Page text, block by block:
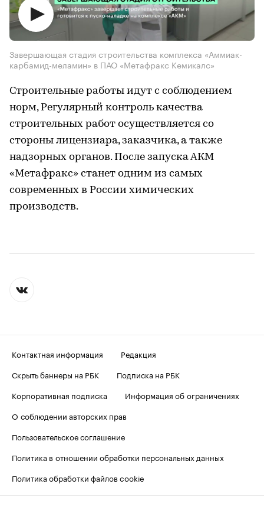
Завершающая стадия строительства комплекса «Аммиак-
карбамид-меламин» в ПАО «Метафракс Кемикалс»
Строительные работы идут с соблюдением
норм, Регулярный контроль качества
строительных работ осуществляется со
стороны лицензиара, заказчика, а также
надзорных органов. После запуска АКМ
«Метафракс» станет одним из самых
современных в России химических
производств.
Контактная информация
Редакция
Скрыть баннеры на РБК
Подписка на РБК
Корпоративная подписка
Информация об ограничениях
О соблюдении авторских прав
Пользовательское соглашение
Политика в отношении обработки персональных данных
Политика обработки файлов cookie